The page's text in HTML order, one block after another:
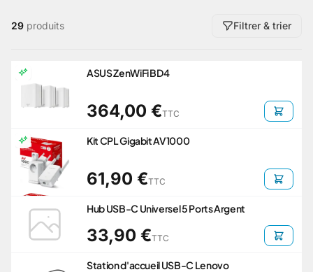
29 produits Filtrer & trier
ASUS ZenWiFi BD4
364,00 €TTC
Kit CPL Gigabit AV1000
61,90 €TTC
Hub USB-C Universel 5 Ports Argent
33,90 €TTC
Station d'accueil USB-C Lenovo